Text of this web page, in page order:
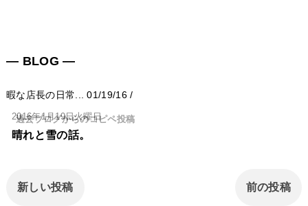
― BLOG ―
暇な店長の日常... 01/19/16 /
2016年1月19日火曜日
晴れと雪の話。
過去ブログからのコピペ投稿
新しい投稿 前の投稿